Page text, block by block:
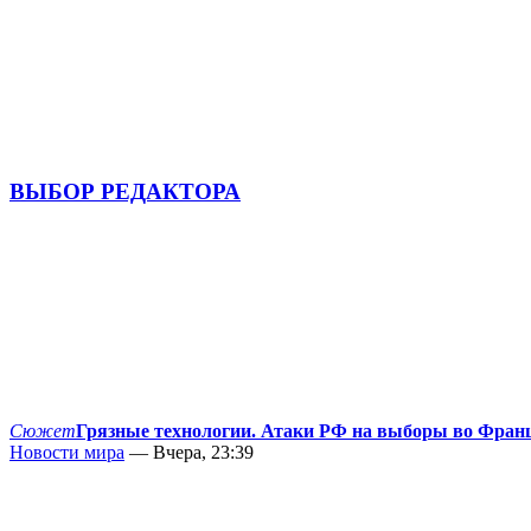
ВЫБОР РЕДАКТОРА
СюжетГрязные технологии. Атаки РФ на выборы во
Новости мира — Вчера, 23:39